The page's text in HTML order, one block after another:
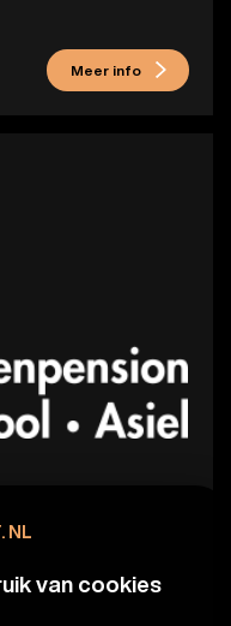
NL
van cookies
Meer info